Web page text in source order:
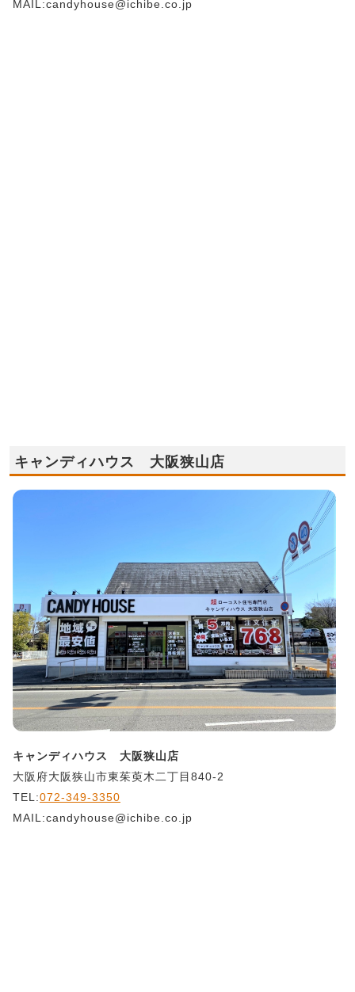
MAIL:candyhouse@ichibe.co.jp
キャンディハウス 大阪狭山店
キャンディハウス 大阪狭山店
大阪府大阪狭山市東茱萸木二丁目840-2
TEL:072-349-3350
MAIL:candyhouse@ichibe.co.jp